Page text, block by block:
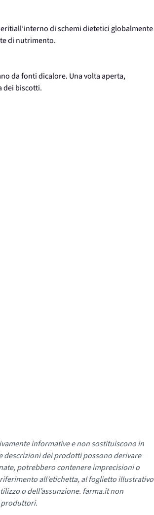
di schemi dietetici globalmente
di nutrimento.
da fonti dicalore. Una volta aperta,
dei biscotti.
informative e non sostituiscono in
descrizioni dei prodotti possono derivare
potrebbero contenere imprecisioni o
all’etichetta, al foglietto illustrativo
o dell’assunzione. farma.it non